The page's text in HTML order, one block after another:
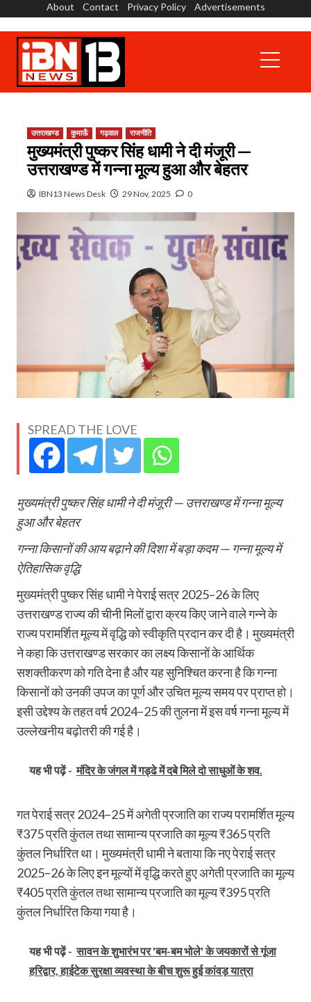
content
About Contact Privacy Policy Advertisements
Menu
उत्तराखण्ड कुमाऊँ गढ़वाल राजनीति
मुख्यमंत्री पुष्कर सिंह धामी ने दी मंजूरी —
उत्तराखण्ड में गन्ना मूल्य हुआ और बेहतर
IBN13 News Desk 29 Nov, 2025 0
SPREAD THE LOVE
मुख्यमंत्री पुष्कर सिंह धामी ने दी मंजूरी — उत्तराखण्ड में गन्ना मूल्य
हुआ और बेहतर
गन्ना किसानों की आय बढ़ाने की दिशा में बड़ा कदम — गन्ना मूल्य में
ऐतिहासिक वृद्धि
मुख्यमंत्री पुष्कर सिंह धामी ने पेराई सत्र 2025–26 के लिए
उत्तराखण्ड राज्य की चीनी मिलों द्वारा क्रय किए जाने वाले गन्ने के
राज्य परामर्शित मूल्य में वृद्धि को स्वीकृति प्रदान कर दी है। मुख्यमंत्री
ने कहा कि उत्तराखण्ड सरकार का लक्ष्य किसानों के आर्थिक
सशक्तीकरण को गति देना है और यह सुनिश्चित करना है कि गन्ना
किसानों को उनकी उपज का पूर्ण और उचित मूल्य समय पर प्राप्त हो।
इसी उद्देश्य के तहत वर्ष 2024–25 की तुलना में इस वर्ष गन्ना मूल्य में
उल्लेखनीय बढ़ोतरी की गई है।
यह भी पढ़ें - मंदिर के जंगल में गड्ढे में दबे मिले दो साधुओं के शव.
गत पेराई सत्र 2024–25 में अगेती प्रजाति का राज्य परामर्शित मूल्य
₹375 प्रति कुंतल तथा सामान्य प्रजाति का मूल्य ₹365 प्रति
कुंतल निर्धारित था। मुख्यमंत्री धामी ने बताया कि नए पेराई सत्र
2025–26 के लिए इन मूल्यों में वृद्धि करते हुए अगेती प्रजाति का मूल्य
₹405 प्रति कुंतल तथा सामान्य प्रजाति का मूल्य ₹395 प्रति
कुंतल निर्धारित किया गया है।
यह भी पढ़ें - सावन के शुभारंभ पर 'बम-बम भोले' के जयकारों से गूंजा
हरिद्वार, हाईटेक सुरक्षा व्यवस्था के बीच शुरू हुई कांवड़ यात्रा